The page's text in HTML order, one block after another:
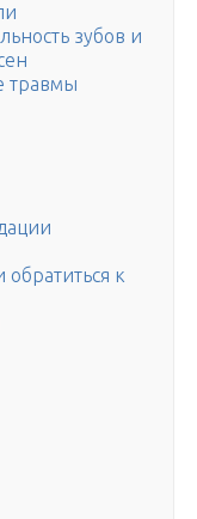
зубов и
травмы
обратиться к